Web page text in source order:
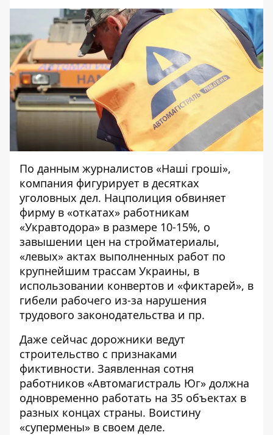
По данным журналистов «Наші гроші»,
компания фигурирует в десятках
уголовных дел. Нацполиция обвиняет
фирму в «откатах» работникам
«Укравтодора» в размере 10-15%, о
завышении цен на стройматериалы,
«левых» актах выполненных работ по
крупнейшим трассам Украины, в
использовании конвертов и «фиктарей», в
гибели рабочего из-за нарушения
трудового законодательства и пр.
Даже сейчас дорожники ведут
строительство с признаками
фиктивности. Заявленная сотня
работников «Автомагистраль Юг» должна
одновременно работать на 35 объектах в
разных концах страны. Воистину
«супермены» в своем деле.